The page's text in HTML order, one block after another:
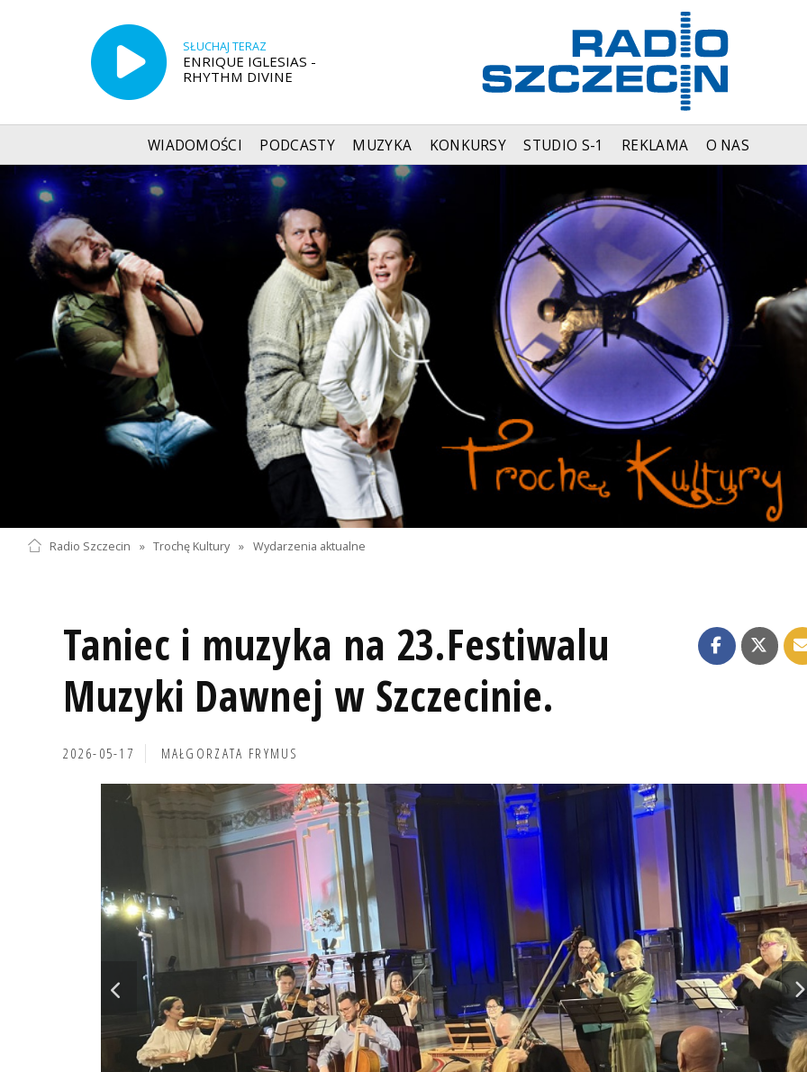
SŁUCHAJ TERAZ
ENRIQUE IGLESIAS -
RHYTHM DIVINE
WIADOMOŚCI PODCASTY MUZYKA KONKURSY STUDIO S-1 REKLAMA O NAS
Radio Szczecin » Trochę Kultury » Wydarzenia aktualne
Taniec i muzyka na 23.Festiwalu
Muzyki Dawnej w Szczecinie.
2026-05-17 MAŁGORZATA FRYMUS